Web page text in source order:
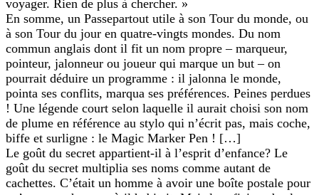
voyager. Rien de plus à chercher. »
En somme, un Passepartout utile à son Tour du monde, ou
à son Tour du jour en quatre-vingts mondes. Du nom
commun anglais dont il fit un nom propre – marqueur,
pointeur, jalonneur ou joueur qui marque un but – on
pourrait déduire un programme : il jalonna le monde,
pointa ses conflits, marqua ses préférences. Peines perdues
! Une légende court selon laquelle il aurait choisi son nom
de plume en référence au stylo qui n’écrit pas, mais coche,
biffe et surligne : le Magic Marker Pen ! […]
Le goût du secret appartient-il à l’esprit d’enfance? Le
goût du secret multiplia ses noms comme autant de
cachettes. C’était un homme à avoir une boîte postale pour